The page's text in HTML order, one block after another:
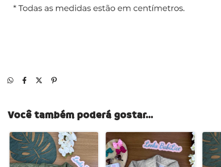
Você também poderá gostar...